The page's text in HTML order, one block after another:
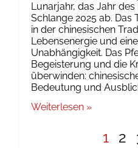
Lunarjahr, das Jahr
Schlange 2025 ab. Das
in der chinesischen
Lebensenergie und
Unabhängigkeit. Das
Begeisterung und die
überwinden:
Bedeutung und
Weiterlesen »
1 2